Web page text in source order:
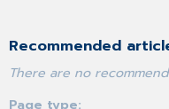
Recommended
There are no
Page type